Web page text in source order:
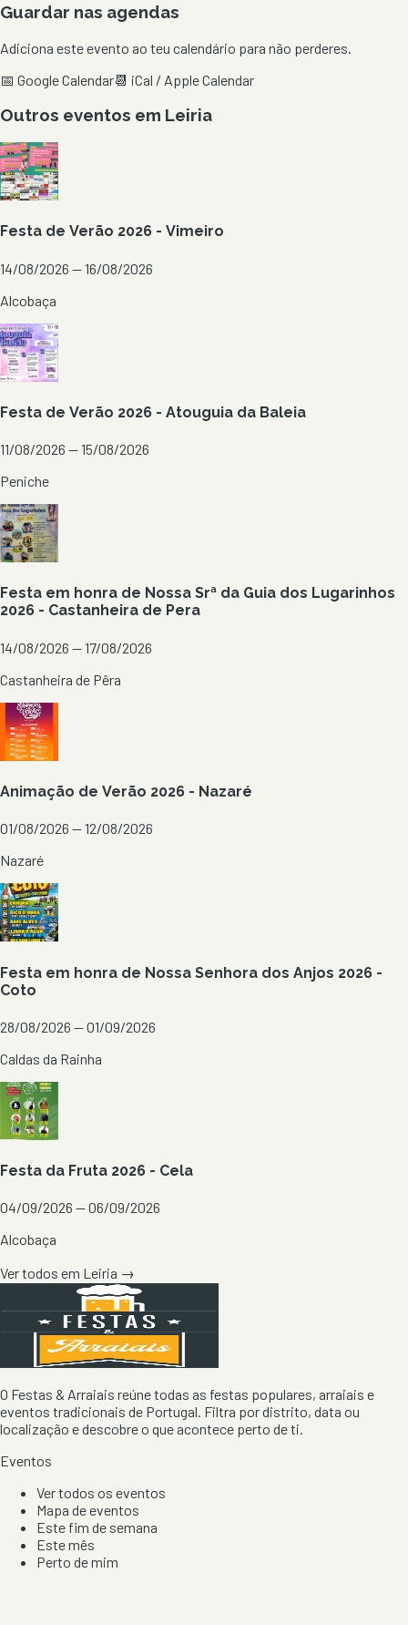
Guardar nas agendas
Adiciona este evento ao teu calendário para não perderes.
📅 Google Calendar📆 iCal / Apple Calendar
Outros eventos em Leiria
Festa de Verão 2026 - Vimeiro
14/08/2026 — 16/08/2026
Alcobaça
Festa de Verão 2026 - Atouguia da Baleia
11/08/2026 — 15/08/2026
Peniche
Festa em honra de Nossa Srª da Guia dos Lugarinhos
2026 - Castanheira de Pera
14/08/2026 — 17/08/2026
Castanheira de Pêra
Animação de Verão 2026 - Nazaré
01/08/2026 — 12/08/2026
Nazaré
Festa em honra de Nossa Senhora dos Anjos 2026 -
Coto
28/08/2026 — 01/09/2026
Caldas da Rainha
Festa da Fruta 2026 - Cela
04/09/2026 — 06/09/2026
Alcobaça
Ver todos em Leiria →
O Festas & Arraiais reúne todas as festas populares, arraiais e
eventos tradicionais de Portugal. Filtra por distrito, data ou
localização e descobre o que acontece perto de ti.
Eventos
Ver todos os eventos
Mapa de eventos
Este fim de semana
Este mês
Perto de mim